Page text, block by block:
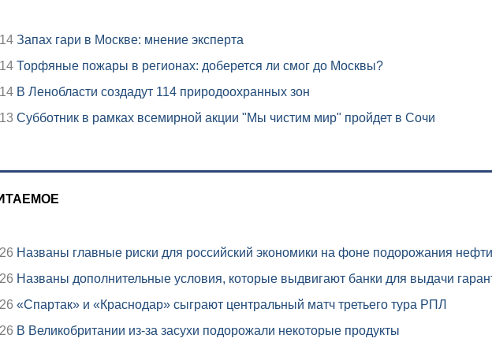
Запах гари в Москве: мнение эксперта
Торфяные пожары в регионах: доберется ли смог до Москвы?
В Ленобласти создадут 114 природоохранных зон
Субботник в рамках всемирной акции "Мы чистим мир" пройдет в Сочи
Названы главные риски для российский экономики на фоне подорожания нефти
Названы дополнительные условия, которые выдвигают банки для выдачи
«Спартак» и «Краснодар» сыграют центральный матч третьего тура РПЛ
В Великобритании из-за засухи подорожали некоторые продукты